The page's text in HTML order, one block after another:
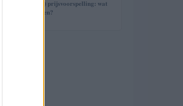
Avalanche (AVAX) prijsvoorspelling: wat
staat ons te wachten?